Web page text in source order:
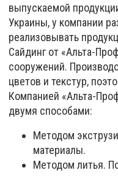
выпускаемой
Украины, у компании
реализовывать
Сайдинг от «Альта-
сооружений.
цветов и текстур,
Компанией «Альта-
двумя способами:
Методом
материалы.
Методом литья.